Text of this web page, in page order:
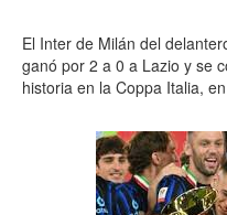
El Inter de Milán del
ganó por 2 a 0 a Lazio y se
historia en la Coppa Italia,